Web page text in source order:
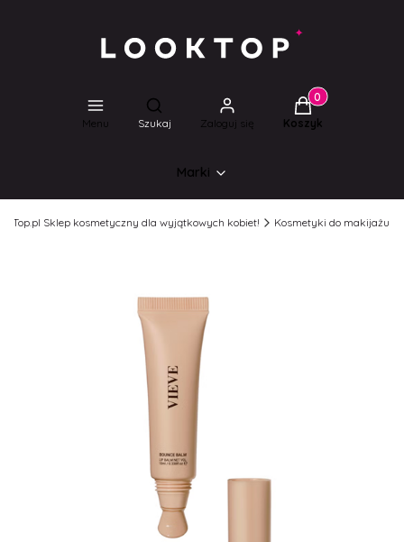
Menu
Otwórz wyszukiwarkę
Szukaj Zaloguj się
Produkty w
Koszyk
Marki
Sklep kosmetyczny dla wyjątkowych kobiet! Kosmetyki do makijażu